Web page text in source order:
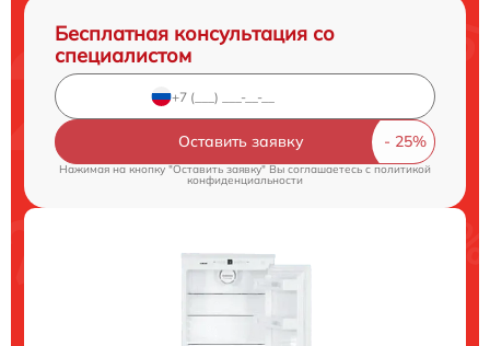
Бесплатная консультация со
специалистом
Оставить заявку
Нажимая на кнопку "Оставить заявку" Вы соглашаетесь cполитикой
конфиденциальности